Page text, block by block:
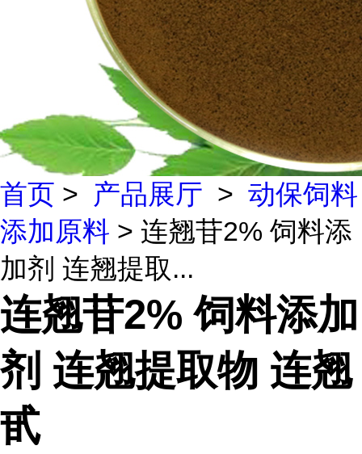
首页 > 产品展厅 > 动保饲料
添加原料 > 连翘苷2% 饲料添
加剂 连翘提取...
连翘苷2% 饲料添加
剂 连翘提取物 连翘
甙